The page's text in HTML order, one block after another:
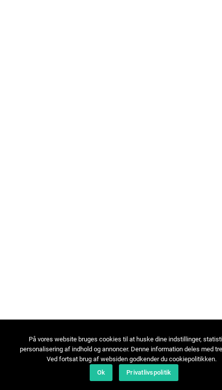
På vores website bruges cookies til at huske dine indstillinger,
personalisering af indhold og annoncer. Denne information deles med
Ved fortsat brug af websiden godkender du cookiepolitikken.
Ok
Privatlivspolitik